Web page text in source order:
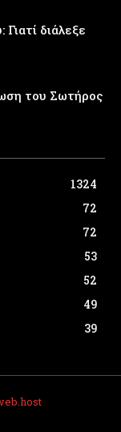
διάλεξε
του Σωτήρος
1324
72
72
53
52
49
39